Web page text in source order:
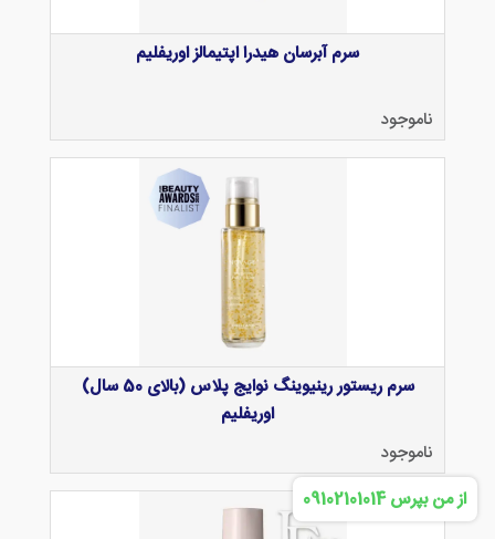
سرم آبرسان هیدرا اپتیمالز اوریفلیم
ناموجود
سرم ریستور رینیوینگ نوایج پلاس (بالای 50 سال)
اوریفلیم
ناموجود
از من بپرس 09102101014